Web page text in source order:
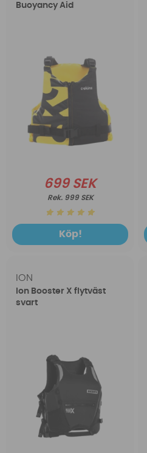
Buoyancy Aid
699 SEK
999 SEK
Köp!
ION
Ion Booster X flytväst
svart